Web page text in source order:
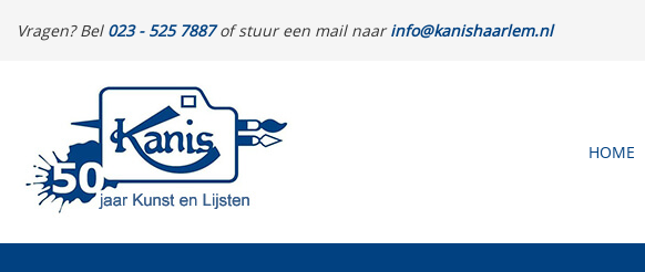
Vragen? Bel 023 - 525 7887of stuur een mail naarinfo@kanishaarlem.nl
HOME